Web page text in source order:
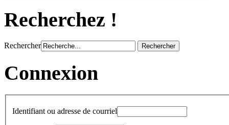
Recherchez !
Rechercher
Connexion
Identifiant ou adresse de courriel